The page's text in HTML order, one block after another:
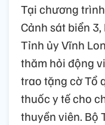
Tại chương
Cảnh sát biển
Tỉnh ủy Vĩnh
thăm hỏi động
trao tặng cờ Tổ
thuốc y tế cho
thuyền viên. Bộ